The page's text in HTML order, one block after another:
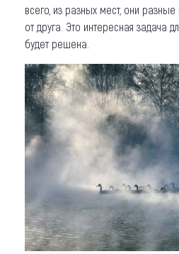
всего, из разных мест, они
от друга. Это интересная задача
будет решена.